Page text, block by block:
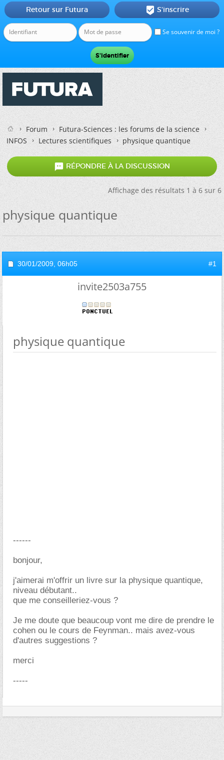
Se souvenir de moi ?
Retour sur Futura  S'inscrire
Forum
Futura-Sciences : les forums de la science
INFOS
Lectures scientifiques physique quantique
 RÉPONDRE À LA DISCUSSION
Affichage des résultats 1 à 6 sur 6
physique quantique
30/01/2009, 06h05 #1
invite2503a755
physique quantique
------
bonjour,
j'aimerai m'offrir un livre sur la physique quantique,
niveau débutant..
que me conseilleriez-vous ?
Je me doute que beaucoup vont me dire de prendre le
cohen ou le cours de Feynman.. mais avez-vous
d'autres suggestions ?
merci
-----